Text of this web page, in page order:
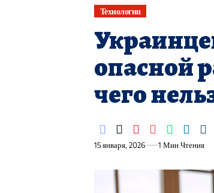
Технологии
опасной
чего
15 января, 2026 1 Мин Чтения